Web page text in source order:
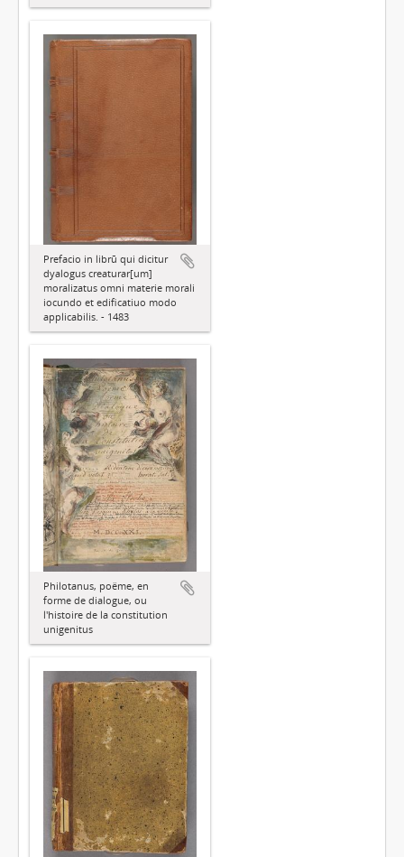
Prefacio in librū qui dicitur
dyalogus creaturar[um]
moralizatus omni materie morali
iocundo et edificatiuo modo
applicabilis. - 1483
Philotanus, poëme, en
forme de dialogue, ou
l'histoire de la constitution
unigenitus